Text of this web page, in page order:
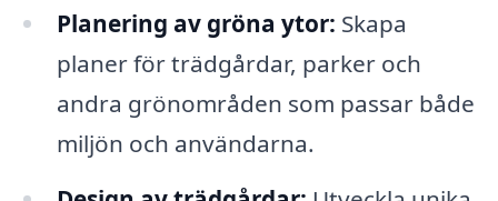
Planering av gröna ytor: Skapa
planer för trädgårdar, parker och
andra grönområden som passar både
miljön och användarna.